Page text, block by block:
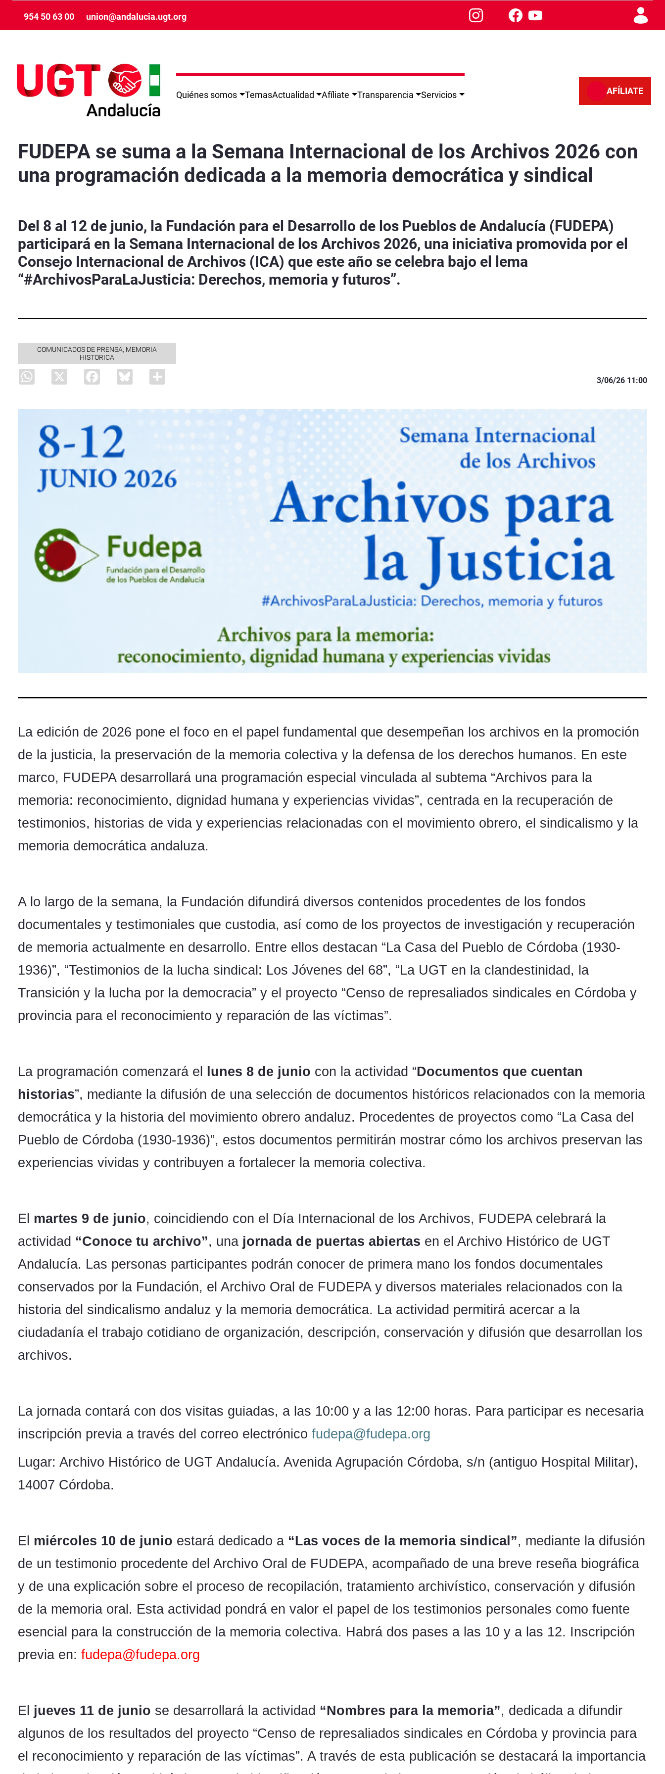
954 50 63 00 union@andalucia.ugt.org
Quiénes somos TemasActualidad Afíliate Transparencia Servicios AFÍLIATE
FUDEPA se suma a la Semana Internacional de los Archivos 2026 con
una programación dedicada a la memoria democrática y sindical
Del 8 al 12 de junio, la Fundación para el Desarrollo de los Pueblos de Andalucía (FUDEPA)
participará en la Semana Internacional de los Archivos 2026, una iniciativa promovida por el
Consejo Internacional de Archivos (ICA) que este año se celebra bajo el lema
“#ArchivosParaLaJusticia: Derechos, memoria y futuros”.
COMUNICADOS DE PRENSA, MEMORIA
HISTORICA
WhatsApp
X Facebook Bluesky
3/06/26 11:00
La edición de 2026 pone el foco en el papel fundamental que desempeñan los archivos en la promoción
de la justicia, la preservación de la memoria colectiva y la defensa de los derechos humanos. En este
marco, FUDEPA desarrollará una programación especial vinculada al subtema “Archivos para la
memoria: reconocimiento, dignidad humana y experiencias vividas”, centrada en la recuperación de
testimonios, historias de vida y experiencias relacionadas con el movimiento obrero, el sindicalismo y la
memoria democrática andaluza.
A lo largo de la semana, la Fundación difundirá diversos contenidos procedentes de los fondos
documentales y testimoniales que custodia, así como de los proyectos de investigación y recuperación
de memoria actualmente en desarrollo. Entre ellos destacan “La Casa del Pueblo de Córdoba (1930-
1936)”, “Testimonios de la lucha sindical: Los Jóvenes del 68”, “La UGT en la clandestinidad, la
Transición y la lucha por la democracia” y el proyecto “Censo de represaliados sindicales en Córdoba y
provincia para el reconocimiento y reparación de las víctimas”.
La programación comenzará el lunes 8 de junio con la actividad “Documentos que cuentan
historias”, mediante la difusión de una selección de documentos históricos relacionados con la memoria
democrática y la historia del movimiento obrero andaluz. Procedentes de proyectos como “La Casa del
Pueblo de Córdoba (1930-1936)”, estos documentos permitirán mostrar cómo los archivos preservan las
experiencias vividas y contribuyen a fortalecer la memoria colectiva.
El martes 9 de junio, coincidiendo con el Día Internacional de los Archivos, FUDEPA celebrará la
actividad “Conoce tu archivo”, una jornada de puertas abiertas en el Archivo Histórico de UGT
Andalucía. Las personas participantes podrán conocer de primera mano los fondos documentales
conservados por la Fundación, el Archivo Oral de FUDEPA y diversos materiales relacionados con la
historia del sindicalismo andaluz y la memoria democrática. La actividad permitirá acercar a la
ciudadanía el trabajo cotidiano de organización, descripción, conservación y difusión que desarrollan los
archivos.
La jornada contará con dos visitas guiadas, a las 10:00 y a las 12:00 horas. Para participar es necesaria
inscripción previa a través del correo electrónico fudepa@fudepa.org
Lugar: Archivo Histórico de UGT Andalucía. Avenida Agrupación Córdoba, s/n (antiguo Hospital Militar),
14007 Córdoba.
El miércoles 10 de junio estará dedicado a “Las voces de la memoria sindical”, mediante la difusión
de un testimonio procedente del Archivo Oral de FUDEPA, acompañado de una breve reseña biográfica
y de una explicación sobre el proceso de recopilación, tratamiento archivístico, conservación y difusión
de la memoria oral. Esta actividad pondrá en valor el papel de los testimonios personales como fuente
esencial para la construcción de la memoria colectiva. Habrá dos pases a las 10 y a las 12. Inscripción
previa en: fudepa@fudepa.org
El jueves 11 de junio se desarrollará la actividad “Nombres para la memoria”, dedicada a difundir
algunos de los resultados del proyecto “Censo de represaliados sindicales en Córdoba y provincia para
el reconocimiento y reparación de las víctimas”. A través de esta publicación se destacará la importancia